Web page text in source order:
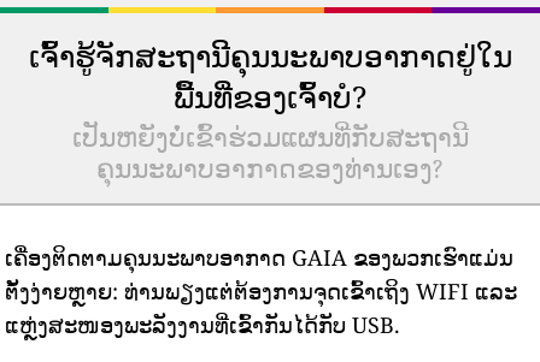
ເຈົ້າຮູ້ຈັກສະຖານີຄຸນນະພາບອາກາດຢູ່ໃນ
ພື້ນທີ່ຂອງເຈົ້າບໍ?
ເປັນຫຍັງບໍ່ເຂົ້າຮ່ວມແຜນທີ່ກັບສະຖານີ
ຄຸນນະພາບອາກາດຂອງທ່ານເອງ?
ເຄື່ອງຕິດຕາມຄຸນນະພາບອາກາດ GAIA ຂອງພວກເຮົາແມ່ນ
ຕັ້ງງ່າຍຫຼາຍ: ທ່ານພຽງແຕ່ຕ້ອງການຈຸດເຂົ້າເຖິງ WIFI ແລະ
ແຫຼ່ງສະໜອງພະລັງງານທີ່ເຂົ້າກັນໄດ້ກັບ USB.